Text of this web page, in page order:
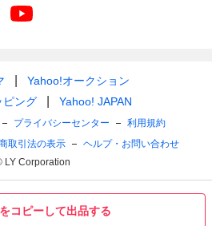
コピーして出品する
Yahoo!オークション
ピング
Yahoo! JAPAN
プライバシーセンター
利用規約
取引法の表示
ヘルプ・お問い合わせ
LY Corporation